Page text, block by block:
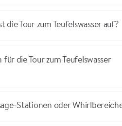
Tour zum Teufelswasser auf?
die Tour zum Teufelswasser
Stationen oder